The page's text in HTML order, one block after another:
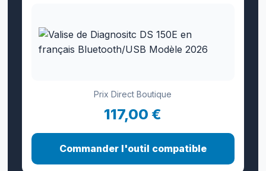
Prix Direct Boutique
117,00 €
Commander l'outil compatible